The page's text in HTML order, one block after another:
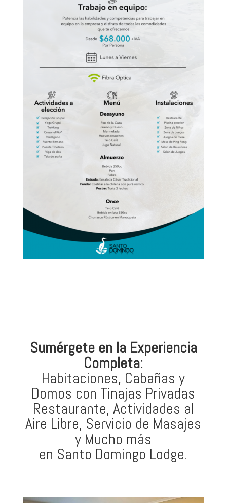
Sumérgete en la Experiencia
Completa:
Habitaciones, Cabañas y
Domos con Tinajas Privadas
Restaurante, Actividades al
Aire Libre, Servicio de Masajes
y Mucho más
en Santo Domingo Lodge.